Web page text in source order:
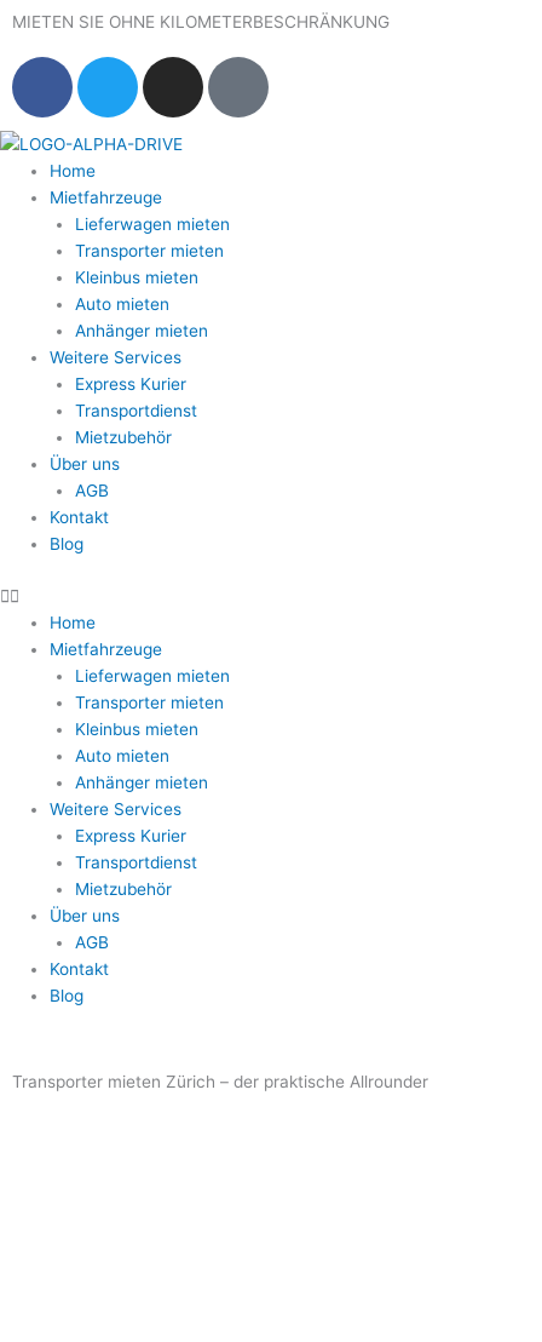
Zum
springen
MIETEN SIE OHNE KILOMETERBESCHRÄNKUNG
F
c
e
b
o
o
k
T
w
i
t
t
e
r
I
s
t
g
r
a
G
Home
Mietfahrzeuge
Lieferwagen mieten
Transporter mieten
Kleinbus mieten
Auto mieten
Anhänger mieten
Weitere Services
Express Kurier
Transportdienst
Mietzubehör
Über uns
AGB
Kontakt
Blog
Home
Mietfahrzeuge
Lieferwagen mieten
Transporter mieten
Kleinbus mieten
Auto mieten
Anhänger mieten
Weitere Services
Express Kurier
Transportdienst
Mietzubehör
Über uns
AGB
Kontakt
Blog
Transporter mieten Zürich – der praktische Allrounder